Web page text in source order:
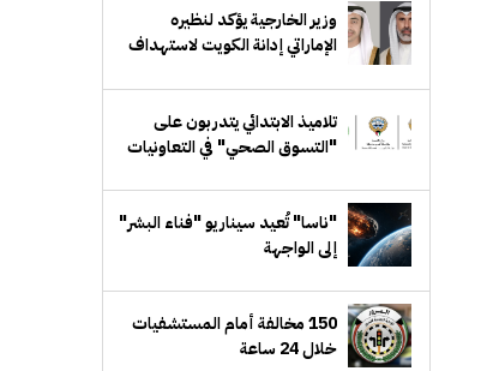
وزير الخارجية يؤكد لنظيره
الإماراتي إدانة الكويت لاستهداف
تلاميذ الابتدائي يتدربون على
"التسوق الصحي" في التعاونيات
"ناسا" تُعيد سيناريو "فناء البشر"
إلى الواجهة
150 مخالفة أمام المستشفيات
خلال 24 ساعة